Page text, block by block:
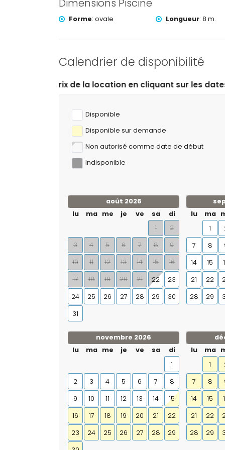
randonnée, VTT, cyclisme, escalade, canoë,
golf (Club de Golf de Xàbia) et équitation (à
Dimensions Piscine
Forme: ovale Longueur: 8 m.
Calendrier de disponibilité
en cliquant sur les dates d’arrivée et de départ
Disponible
Disponible sur demande
Non autorisé comme date de début
Indisponible
août 2026
lu
ma me je ve sa
di
1
2
3
4 5 6 7 8
9
10
11 12 13 14 15
16
17
18 19 20 21 22
23
24
25 26 27 28 29
30
31
lu
ma
1
7
8
14
15
21
22
28
29
novembre 2026
lu
ma me je ve sa
di
1
2
3 4 5 6 7
8
9
10 11 12 13 14
15
16
17 18 19 20 21
22
23
24 25 26 27 28
29
lu
ma
1
7
8
14
15
21
22
28
29